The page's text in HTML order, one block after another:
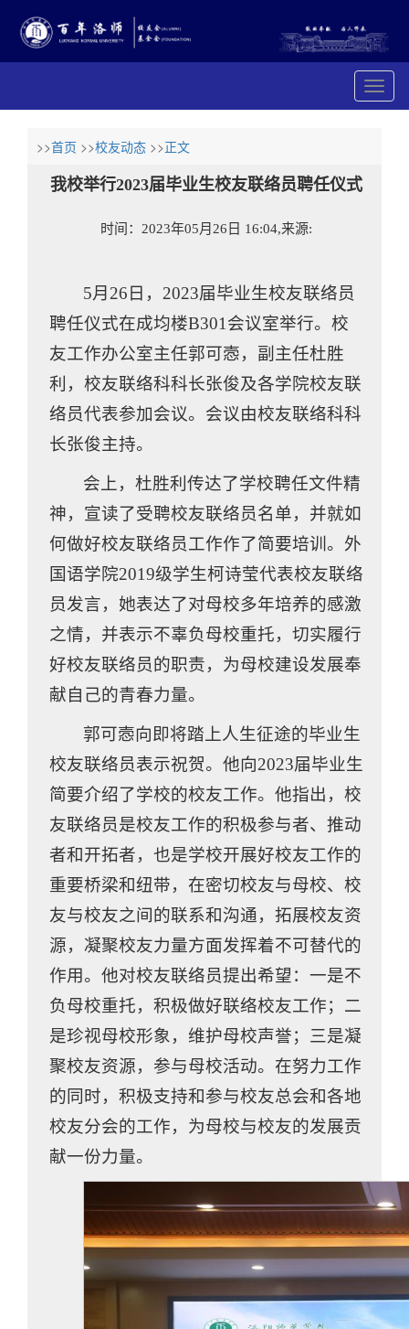
展
开
>>首页 >>校友动态 >>正文
我校举行2023届毕业生校友联络员聘任仪式
时间：2023年05月26日 16:04,来源:
5月26日，2023届毕业生校友联络员
聘任仪式在成均楼B301会议室举行。校
友工作办公室主任郭可悫，副主任杜胜
利，校友联络科科长张俊及各学院校友联
络员代表参加会议。会议由校友联络科科
长张俊主持。
会上，杜胜利传达了学校聘任文件精
神，宣读了受聘校友联络员名单，并就如
何做好校友联络员工作作了简要培训。外
国语学院2019级学生柯诗莹代表校友联络
员发言，她表达了对母校多年培养的感激
之情，并表示不辜负母校重托，切实履行
好校友联络员的职责，为母校建设发展奉
献自己的青春力量。
郭可悫向即将踏上人生征途的毕业生
校友联络员表示祝贺。他向2023届毕业生
简要介绍了学校的校友工作。他指出，校
友联络员是校友工作的积极参与者、推动
者和开拓者，也是学校开展好校友工作的
重要桥梁和纽带，在密切校友与母校、校
友与校友之间的联系和沟通，拓展校友资
源，凝聚校友力量方面发挥着不可替代的
作用。他对校友联络员提出希望：一是不
负母校重托，积极做好联络校友工作；二
是珍视母校形象，维护母校声誉；三是凝
聚校友资源，参与母校活动。在努力工作
的同时，积极支持和参与校友总会和各地
校友分会的工作，为母校与校友的发展贡
献一份力量。